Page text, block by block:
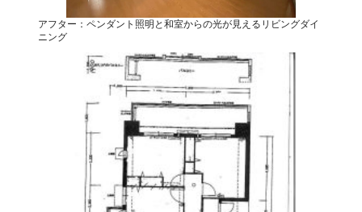
アフター：ペンダント照明と和室からの光が見えるリビングダイ
ニング